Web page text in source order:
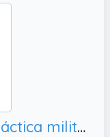
REEBOW GEAR Mochila táctica militar de 3 días, mochila de 35 L